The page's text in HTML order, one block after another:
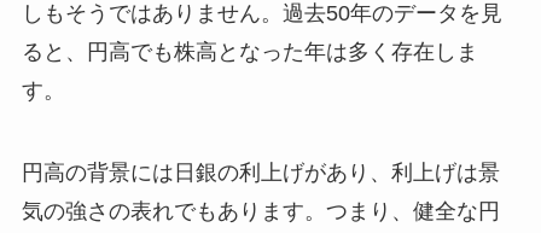
しもそうではありません。過去50年のデータを見
ると、円高でも株高となった年は多く存在しま
す。
円高の背景には日銀の利上げがあり、利上げは景
気の強さの表れでもあります。つまり、健全な円